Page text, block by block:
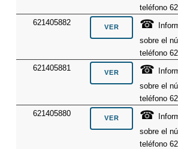
teléfono
621405882
☎
sobre el
teléfono
621405881
☎
sobre el
teléfono
621405880
☎
sobre el
teléfono